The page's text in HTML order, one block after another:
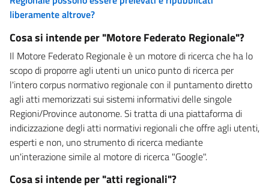
liberamente altrove?
Cosa si intende per "Motore Federato Regionale"?
Il Motore Federato Regionale è un motore di ricerca che ha lo
scopo di proporre agli utenti un unico punto di ricerca per
l'intero corpus normativo regionale con il puntamento diretto
agli atti memorizzati sui sistemi informativi delle singole
Regioni/Province autonome. Si tratta di una piattaforma di
indicizzazione degli atti normativi regionali che offre agli utenti,
esperti e non, uno strumento di ricerca mediante
un'interazione simile al motore di ricerca "Google".
Cosa si intende per "atti regionali"?